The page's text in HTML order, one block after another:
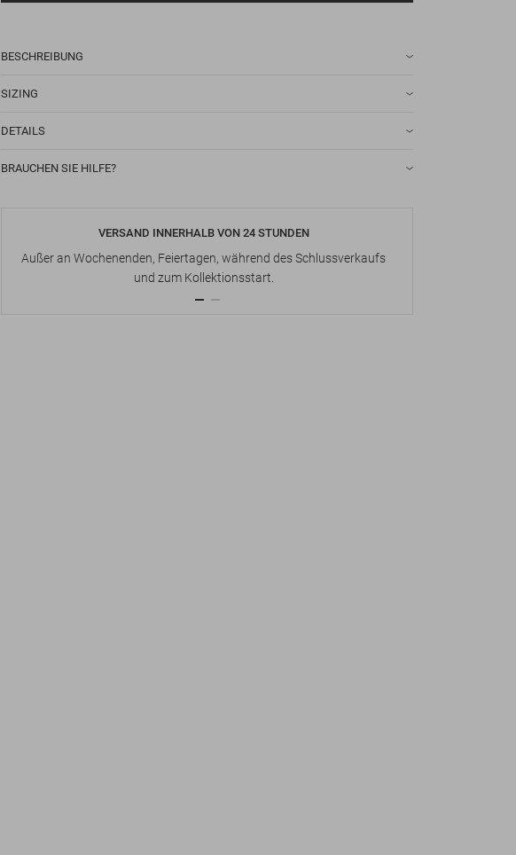
BESCHREIBUNG
SIZING
DETAILS
BRAUCHEN SIE HILFE?
VERSAND INNERHALB VON 24 STUNDEN
Außer an Wochenenden, Feiertagen, während des Schlussverkaufs
und zum Kollektionsstart.